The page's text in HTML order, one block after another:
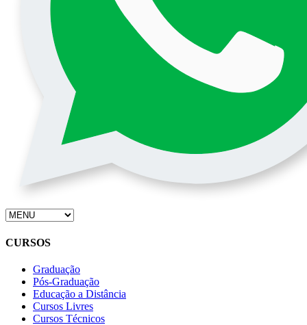
CURSOS
Graduação
Pós-Graduação
Educação a Distância
Cursos Livres
Cursos Técnicos